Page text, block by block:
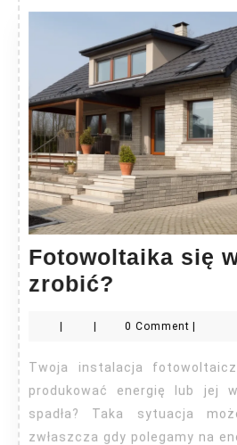
Fotowoltaika się
zrobić?
wyłącza
co
zrobić?
| | 0 Comment |
Twoja instalacja fotowoltaiczna nagle przestała
produkować energię lub jej
spadła? Taka sytuacja
zwłaszcza gdy polegamy na